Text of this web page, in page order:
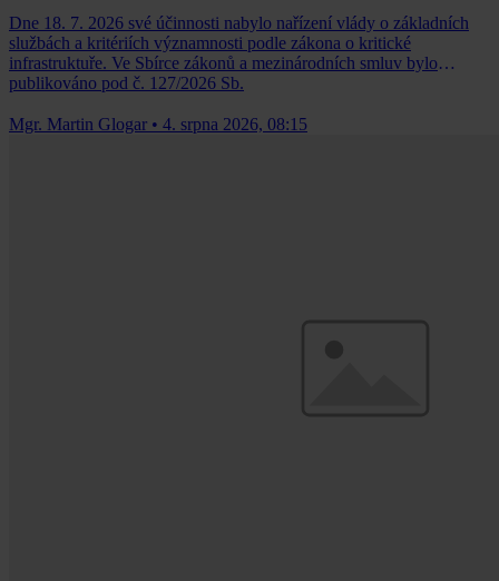
Dne 18. 7. 2026 své účinnosti nabylo nařízení vlády o základních
službách a kritériích významnosti podle zákona o kritické
infrastruktuře. Ve Sbírce zákonů a mezinárodních smluv bylo
publikováno pod č. 127/2026 Sb.
Mgr. Martin Glogar • 4. srpna 2026, 08:15